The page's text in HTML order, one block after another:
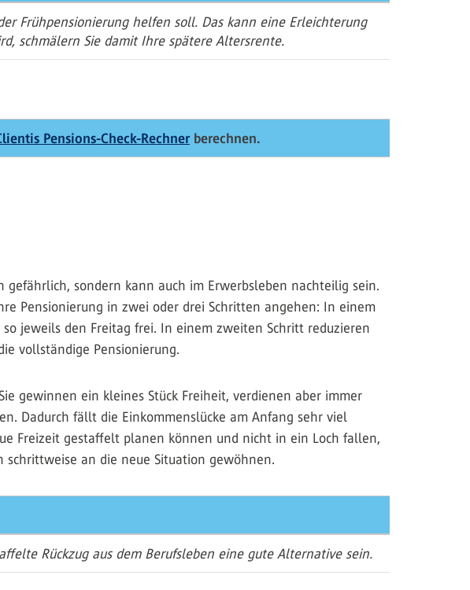
Frühpensionierung helfen soll. Das kann eine Erleichterung
schmälern Sie damit Ihre spätere Altersrente.
Pensions-Check-Rechnerberechnen.
sondern kann auch im Erwerbsleben nachteilig sein.
Pensionierung in zwei oder drei Schritten angehen: In einem
jeweils den Freitag frei. In einem zweiten Schritt reduzieren
vollständige Pensionierung.
gewinnen ein kleines Stück Freiheit, verdienen aber immer
Dadurch fällt die Einkommenslücke am Anfang sehr viel
Freizeit gestaffelt planen können und nicht in ein Loch fallen,
an die neue Situation gewöhnen.
Rückzug aus dem Berufsleben eine gute Alternative sein.